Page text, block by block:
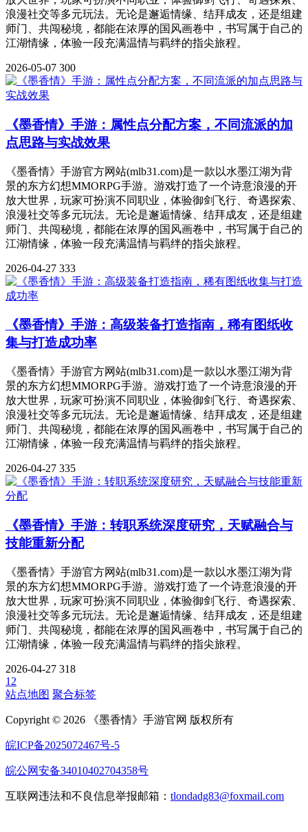
浪漫社交等多元玩法。无论是邂逅情缘、结拜成友，还是组建
师门、共闯秘境，都能在浓厚的国风画卷中，书写属于自己的
江湖情缘，体验一段充满温情与羁绊的指尖旅程。
2026-05-07 300
《墨香情》手游：属性点分配方案，不同流派的加
点思路与实战效果
《墨香情》手游官方网站(mlb31.com)是一款以水墨江湖为背
景的东方幻想MMORPG手游。游戏打造了一个诗意浪漫的开
放大世界，玩家可扮演不同职业，体验御剑飞行、奇遇探索、
浪漫社交等多元玩法。无论是邂逅情缘、结拜成友，还是组建
师门、共闯秘境，都能在浓厚的国风画卷中，书写属于自己的
江湖情缘，体验一段充满温情与羁绊的指尖旅程。
2026-04-27 333
《墨香情》手游：高级装备打造指南，稀有图纸收
集与打造成功率
《墨香情》手游官方网站(mlb31.com)是一款以水墨江湖为背
景的东方幻想MMORPG手游。游戏打造了一个诗意浪漫的开
放大世界，玩家可扮演不同职业，体验御剑飞行、奇遇探索、
浪漫社交等多元玩法。无论是邂逅情缘、结拜成友，还是组建
师门、共闯秘境，都能在浓厚的国风画卷中，书写属于自己的
江湖情缘，体验一段充满温情与羁绊的指尖旅程。
2026-04-27 335
《墨香情》手游：转职系统深度研究，天赋融合与
技能重新分配
《墨香情》手游官方网站(mlb31.com)是一款以水墨江湖为背
景的东方幻想MMORPG手游。游戏打造了一个诗意浪漫的开
放大世界，玩家可扮演不同职业，体验御剑飞行、奇遇探索、
浪漫社交等多元玩法。无论是邂逅情缘、结拜成友，还是组建
师门、共闯秘境，都能在浓厚的国风画卷中，书写属于自己的
江湖情缘，体验一段充满温情与羁绊的指尖旅程。
2026-04-27 318
1 2
站点地图 聚合标签
Copyright © 2026 《墨香情》手游官网 版权所有
皖ICP备2025072467号-5
皖公网安备34010402704358号
互联网违法和不良信息举报邮箱： tlondadg83@foxmail.com